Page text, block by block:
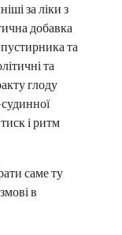
за ліки з
добавка
та
та
глоду
і ритм
саме ту
в